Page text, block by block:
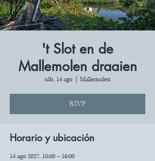
't Slot en de
Mallemolen draaien
sáb, 14 ago Mallemolen
RSVP
Horario y ubicación
14 ago 2027, 10:00 – 16:00